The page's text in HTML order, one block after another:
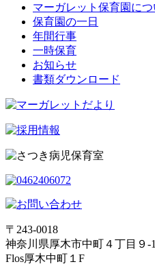
マーガレット保育園につ
保育園の一日
年間行事
一時保育
お知らせ
書類ダウンロード
〒243-0018
神奈川県厚木市中町４丁目９-
Flos厚木中町１F